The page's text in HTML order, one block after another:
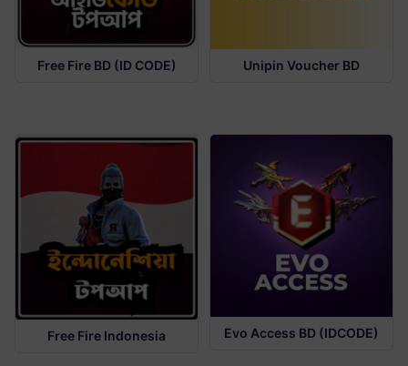
Free Fire BD (ID CODE) Unipin Voucher BD
Free Fire Indonesia Evo Access BD (IDCODE)